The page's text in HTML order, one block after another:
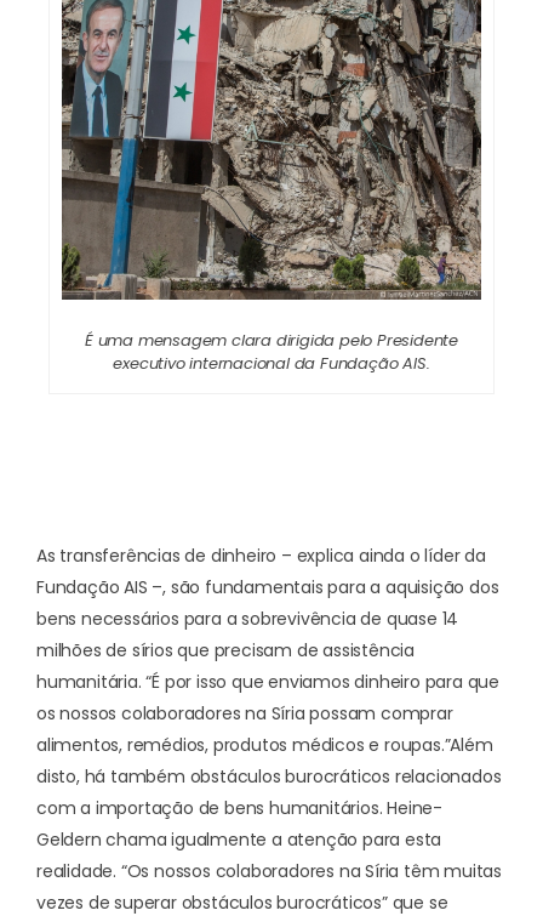
É uma mensagem clara dirigida pelo Presidente
executivo internacional da Fundação AIS.
As transferências de dinheiro – explica ainda o líder da
Fundação AIS –, são fundamentais para a aquisição dos
bens necessários para a sobrevivência de quase 14
milhões de sírios que precisam de assistência
humanitária. “É por isso que enviamos dinheiro para que
os nossos colaboradores na Síria possam comprar
alimentos, remédios, produtos médicos e roupas.”Além
disto, há também obstáculos burocráticos relacionados
com a importação de bens humanitários. Heine-
Geldern chama igualmente a atenção para esta
realidade. “Os nossos colaboradores na Síria têm muitas
vezes de superar obstáculos burocráticos” que se